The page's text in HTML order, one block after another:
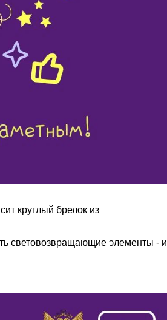
круглый брелок из
световозвращающие элементы - и